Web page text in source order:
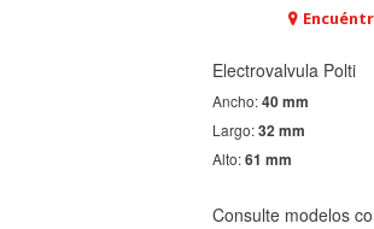
Electrovalvula Polti
Ancho:40 mm
Largo:32 mm
Alto:61 mm
Consulte modelos